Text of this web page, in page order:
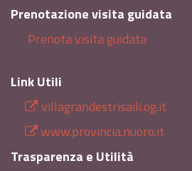
Prenotazione visita guidata
Prenota visita guidata
Link Utili
villagrandestrisaili.og.it
www.provincia.nuoro.it
Trasparenza e Utilità